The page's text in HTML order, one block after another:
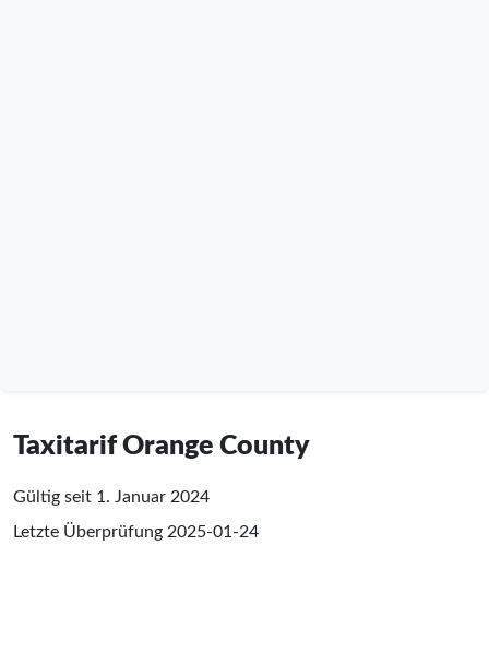
Taxitarif Orange County
Gültig seit 1. Januar 2024
Letzte Überprüfung 2025-01-24